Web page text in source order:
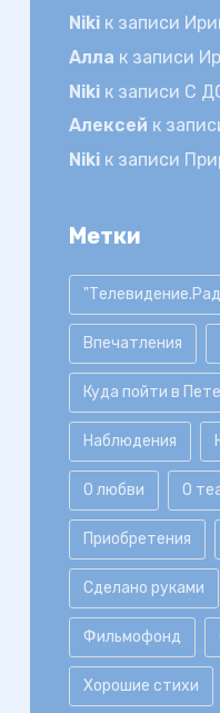
Nikiк записи
Алла к записи
Nikiк записи С
Алексей к
Nikiк записи
Метки
Впечатления
Куда пойти в
Наблюдения
О любви О
Приобретения
Сделано руками
Фильмофонд
Хорошие стихи